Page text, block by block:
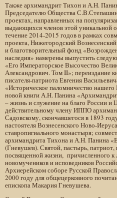
Также архимандрит Тихон и А.Н.
Председателю Общества
проектах, направленных на
выдающихся членов этой уникальной
течение 2014-2015 годов в рамках
проекта, Нижегородский
и благотворительный фонд
наследия» намерены выпустить
«Его Императорское Высочество
Александрович. Том II»; переиздание
писателя-патриота Евгения
«Историческое паломничество
новой книги А.Н. Панина
– жизнь и служение на благо России и
действительному члену ИППО
Садовскому, скончавшегося в 1893
настоятеля Вознесенского Ново-
ставропигиального монастыря;
архимандрита Тихона и А.Н. Панина
(Гневушев). Святой, пастырь, патриот,
посвященной жизни, причисленного к
новомучеников и исповедников
Архиерейском соборе Русской
2000 году для общецерковного
епископа Макария Гневушева.